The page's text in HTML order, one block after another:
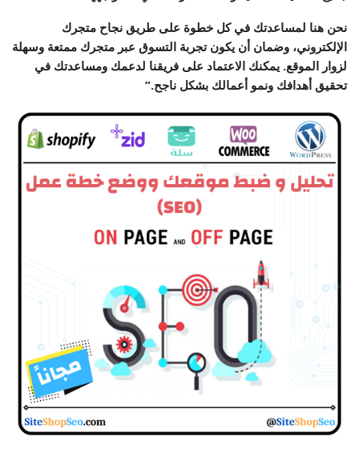
نحن هنا لمساعدتك في كل خطوة على طريق نجاح متجرك
الإلكتروني، وضمان أن يكون تجربة التسوق عبر متجرك ممتعة وسهلة
لزوار الموقع. يمكنك الاعتماد على فريقنا لدعمك ومساعدتك في
تحقيق أهدافك ونمو أعمالك بشكل ناجح.”